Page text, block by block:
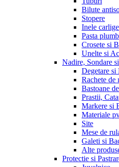
Bilute
Stopere
Inele carlige
Pasta plumb
Crosete si
Unelte si
Nadire, Sondare
Degetare si
Rachete de
Bastoane
Prastii,
Markere si
Materiale
Site
Mese de
Galeti si
Alte
Protectie si